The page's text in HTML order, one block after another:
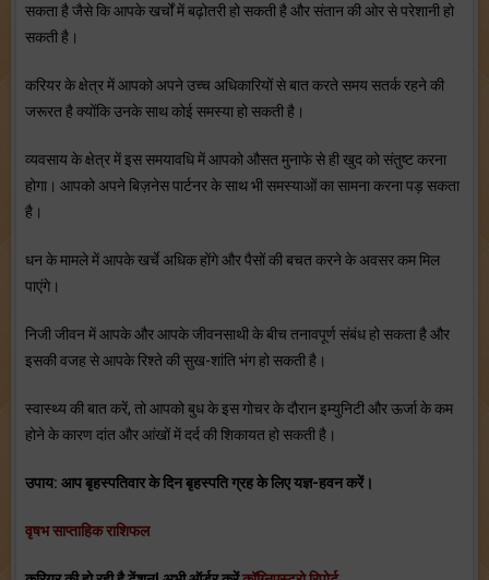
सकता है जैसे कि आपके खर्चों में बढ़ोतरी हो सकती है और संतान की ओर से परेशानी हो
सकती है।
करियर के क्षेत्र में आपको अपने उच्‍च अधिकारियों से बात करते समय सतर्क रहने की
जरूरत है क्‍योंकि उनके साथ कोई समस्‍या हो सकती है।
व्‍यवसाय के क्षेत्र में इस समयावधि में आपको औसत मुनाफे से ही खुद को संतुष्‍ट करना
होगा। आपको अपने बिज़नेस पार्टनर के साथ भी समस्‍याओं का सामना करना पड़ सकता
है।
धन के मामले में आपके खर्चे अधिक होंगे और पैसों की बचत करने के अवसर कम मिल
पाएंगे।
निजी जीवन में आपके और आपके जीवनसाथी के बीच तनावपूर्ण संबंध हो सकता है और
इसकी वजह से आपके रिश्‍ते की सुख-शांति भंग हो सकती है।
स्‍वास्‍थ्‍य की बात करें, तो आपको बुध के इस गोचर के दौरान इम्‍युनिटी और ऊर्जा के कम
होने के कारण दांत और आंखों में दर्द की शिकायत हो सकती है।
उपाय: आप बृहस्‍पतिवार के दिन बृहस्‍पति ग्रह के लिए यज्ञ-हवन करें।
वृषभ साप्ताहिक राशिफल